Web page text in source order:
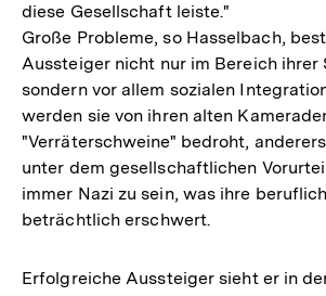
diese Gesellschaft leiste."
Große Probleme, so Hasselbach,
Aussteiger nicht nur im Bereich ihrer
sondern vor allem sozialen
werden sie von ihren alten
"Verräterschweine" bedroht,
unter dem gesellschaftlichen
immer Nazi zu sein, was ihre
beträchtlich erschwert.
Erfolgreiche Aussteiger sieht er in